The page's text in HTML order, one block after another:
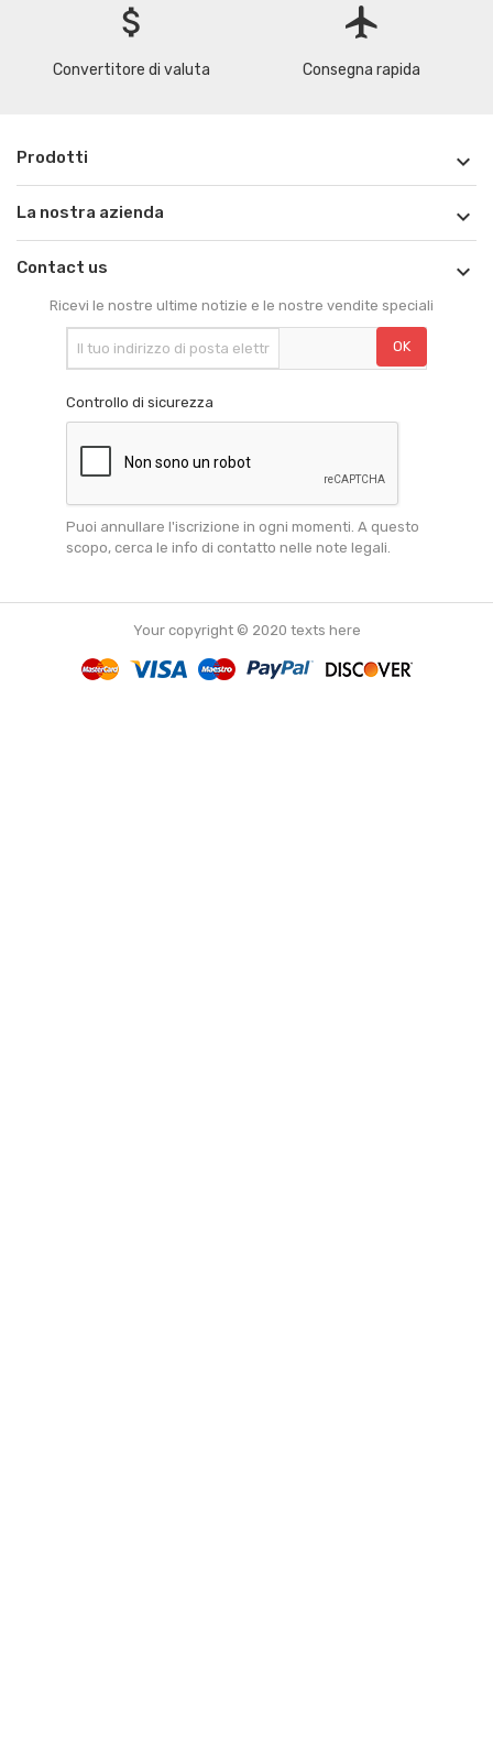
attach_money
Convertitore di valuta
flight
Consegna rapida
Prodotti 
La nostra azienda 
Contact us 
Ricevi le nostre ultime notizie e le nostre vendite speciali
Controllo di sicurezza
Puoi annullare l'iscrizione in ogni momenti. A questo
scopo, cerca le info di contatto nelle note legali.
Your copyright © 2020 texts here